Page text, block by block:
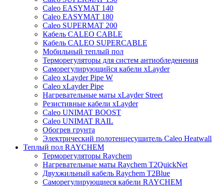
Caleo EASYMAT 140
Caleo EASYMAT 180
Caleo SUPERMAT 200
Кабель CALEO CABLE
Кабель CALEO SUPERCABLE
Мобильный теплый пол
Терморегуляторы для систем антиобледенения
Саморегулирующийся кабели xLayder
Caleo xLayder Pipe W
Caleo xLayder Pipe
Нагревательные маты xLayder Street
Резистивные кабели xLayder
Caleo UNIMAT BOOST
Caleo UNIMAT RAIL
Обогрев грунта
Электрический полотенцесушитель Caleo Heatwall
Теплый пол RAYCHEM
Терморегуляторы Raychem
Нагревательные маты Raychem T2QuickNet
Двухжильный кабель Raychem T2Blue
Саморегулирующиеся кабели RAYCHEM